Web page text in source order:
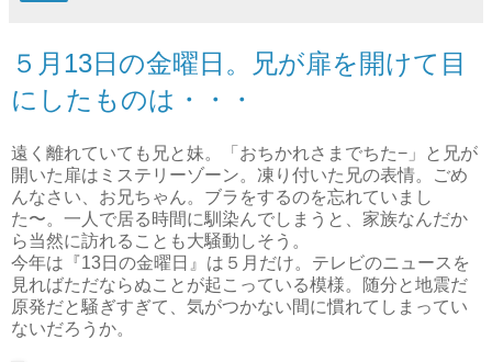
５月13日の金曜日。兄が扉を開けて目
にしたものは・・・
遠く離れていても兄と妹。「おちかれさまでちた−」と兄が
開いた扉はミステリーゾーン。凍り付いた兄の表情。ごめ
んなさい、お兄ちゃん。ブラをするのを忘れていまし
た〜。一人で居る時間に馴染んでしまうと、家族なんだか
ら当然に訪れることも大騒動しそう。
今年は『13日の金曜日』は５月だけ。テレビのニュースを
見ればただならぬことが起こっている模様。随分と地震だ
原発だと騒ぎすぎて、気がつかない間に慣れてしまってい
ないだろうか。